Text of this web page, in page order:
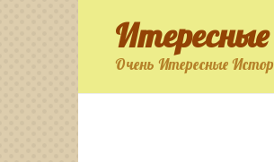
Очень Итересные